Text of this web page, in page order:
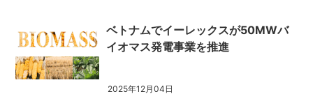
ベトナムでイーレックスが50MWバ
イオマス発電事業を推進
2025年12月04日